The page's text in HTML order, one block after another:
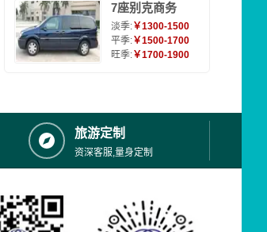
7座别克商务
淡季:￥1300-1500
平季:￥1500-1700
旺季:￥1700-1900
旅游定制
资深客服,量身定制